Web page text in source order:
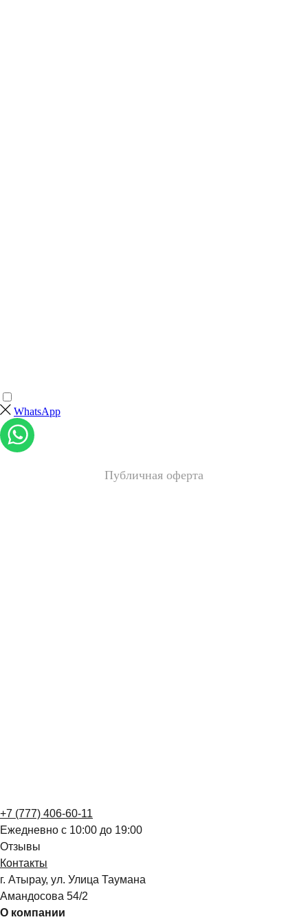
+7 (777) 406-60-11
Ежедневно с 10:00 до 19:00
Отзывы
Контакты
г. Атырау, ул. ​​Улица Таумана
Амандосова 54/2
О компании
WhatsApp
Публичная оферта